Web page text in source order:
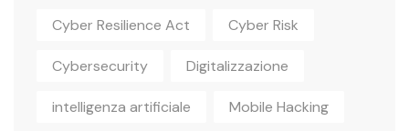
Cyber Resilience Act Cyber Risk
Cybersecurity Digitalizzazione
intelligenza artificiale Mobile Hacking